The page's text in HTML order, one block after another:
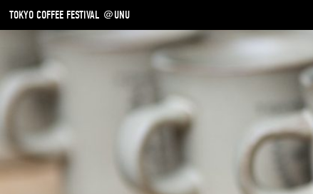
TOKYO COFFEE FESTIVAL ＠UNU